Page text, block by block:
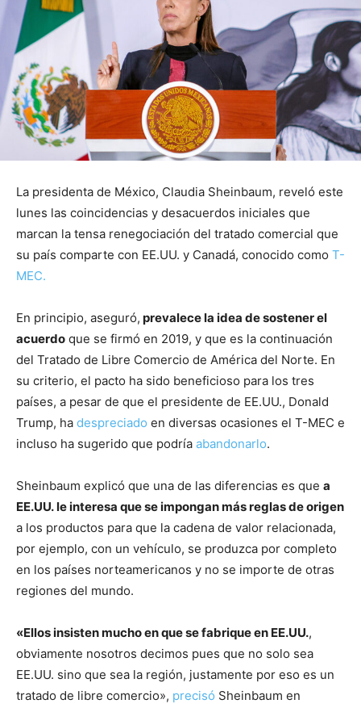
La presidenta de México, Claudia Sheinbaum, reveló este
lunes las coincidencias y desacuerdos iniciales que
marcan la tensa renegociación del tratado comercial que
su país comparte con EE.UU. y Canadá, conocido como T-
MEC.
En principio, aseguró, prevalece la idea de sostener el
acuerdo que se firmó en 2019, y que es la continuación
del Tratado de Libre Comercio de América del Norte. En
su criterio, el pacto ha sido beneficioso para los tres
países, a pesar de que el presidente de EE.UU., Donald
Trump, ha despreciado en diversas ocasiones el T-MEC e
incluso ha sugerido que podría abandonarlo.
Sheinbaum explicó que una de las diferencias es que a
EE.UU. le interesa que se impongan más reglas de origen
a los productos para que la cadena de valor relacionada,
por ejemplo, con un vehículo, se produzca por completo
en los países norteamericanos y no se importe de otras
regiones del mundo.
«Ellos insisten mucho en que se fabrique en EE.UU.,
obviamente nosotros decimos pues que no solo sea
EE.UU. sino que sea la región, justamente por eso es un
tratado de libre comercio», precisó Sheinbaum en